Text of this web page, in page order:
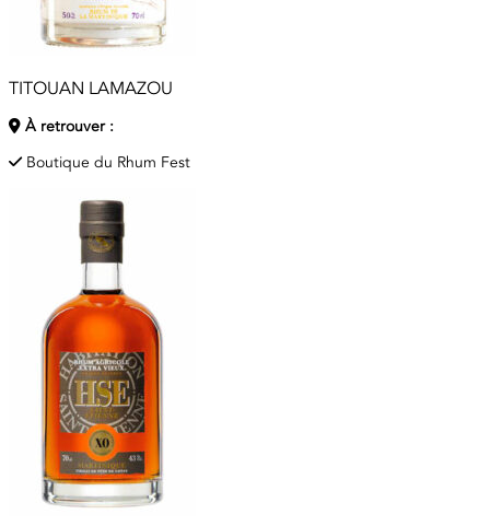
TITOUAN LAMAZOU
À retrouver :
Boutique du Rhum Fest